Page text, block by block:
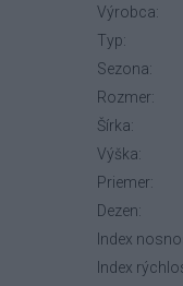
Výrobca:
Typ:
Sezona:
Rozmer:
Šírka:
Výška:
Priemer:
Dezen:
Index
Index